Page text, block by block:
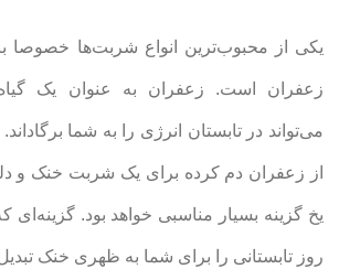
یکی از محبوب‌ترین انواع شربت‌ها خصوصا
زعفران است. زعفران به عنوان یک
می‌تواند در تابستان انرژی را به شما
از زعفران دم کرده برای یک شربت خنک و
یخ گزینه بسیار مناسبی خواهد بود. گزینه‌ای
روز تابستانی را برای شما به ظهری خنک